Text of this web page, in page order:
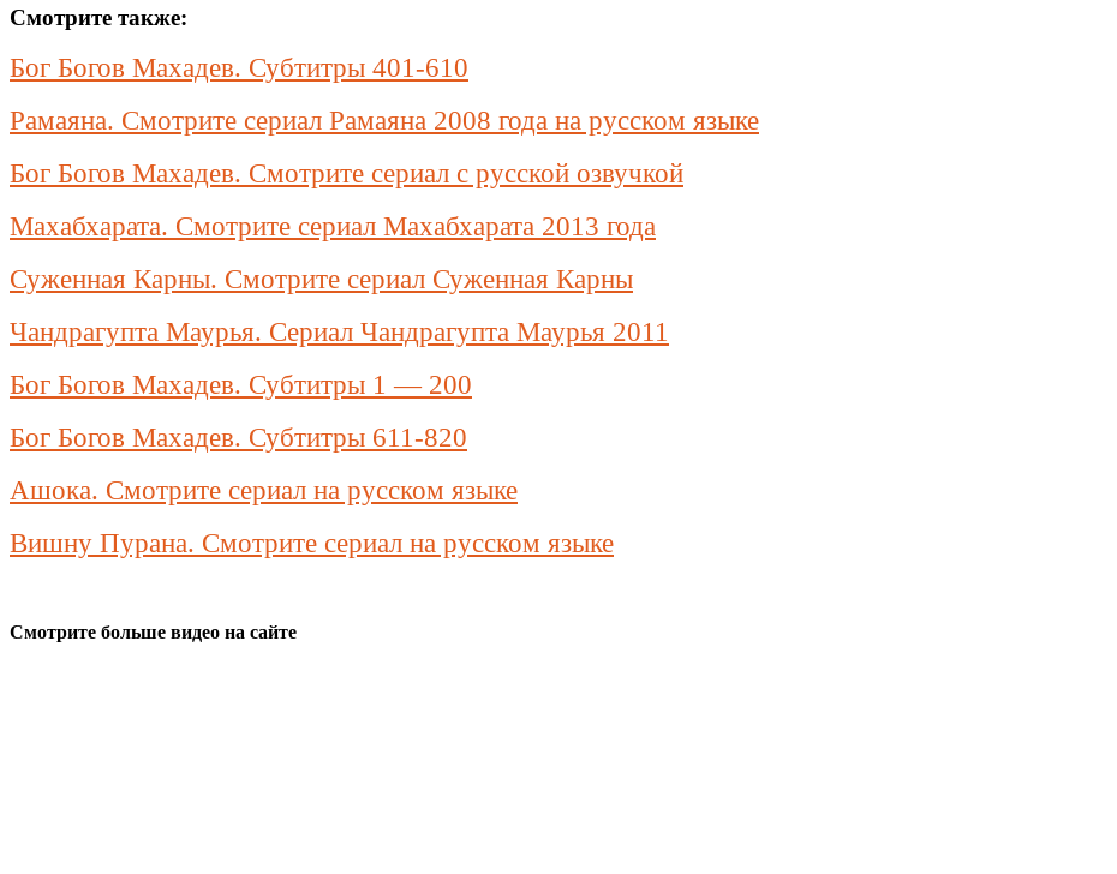
Смотрите также:
Бог Богов Махадев. Субтитры 401-610
Рамаяна. Смотрите сериал Рамаяна 2008 года на русском языке
Бог Богов Махадев. Смотрите сериал с русской озвучкой
Махабхарата. Смотрите сериал Махабхарата 2013 года
Суженная Карны. Смотрите сериал Суженная Карны
Чандрагупта Маурья. Сериал Чандрагупта Маурья 2011
Бог Богов Махадев. Субтитры 1 — 200
Бог Богов Махадев. Субтитры 611-820
Ашока. Смотрите сериал на русском языке
Вишну Пурана. Смотрите сериал на русском языке
Смотрите больше видео на сайте